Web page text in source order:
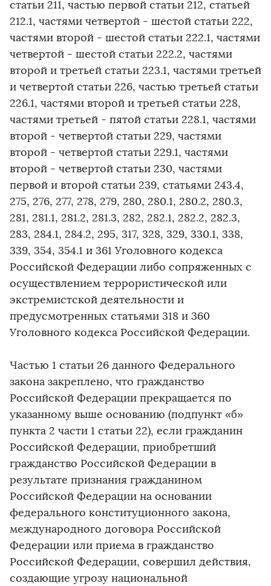
статьи 211, частью первой статьи 212, статьей
212.1, частями четвертой - шестой статьи 222,
частями второй - шестой статьи 222.1, частями
четвертой - шестой статьи 222.2, частями
второй и третьей статьи 223.1, частями третьей
и четвертой статьи 226, частью третьей статьи
226.1, частями второй и третьей статьи 228,
частями третьей - пятой статьи 228.1, частями
второй - четвертой статьи 229, частями
второй - четвертой статьи 229.1, частями
второй - четвертой статьи 230, частями
первой и второй статьи 239, статьями 243.4,
275, 276, 277, 278, 279, 280, 280.1, 280.2, 280.3,
281, 281.1, 281.2, 281.3, 282, 282.1, 282.2, 282.3,
283, 284.1, 284.2, 295, 317, 328, 329, 330.1, 338,
339, 354, 354.1 и 361 Уголовного кодекса
Российской Федерации либо сопряженных с
осуществлением террористической или
экстремистской деятельности и
предусмотренных статьями 318 и 360
Уголовного кодекса Российской Федерации.
Частью 1 статьи 26 данного Федерального
закона закреплено, что гражданство
Российской Федерации прекращается по
указанному выше основанию (подпункт «б»
пункта 2 части 1 статьи 22), если гражданин
Российской Федерации, приобретший
гражданство Российской Федерации в
результате признания гражданином
Российской Федерации на основании
федерального конституционного закона,
международного договора Российской
Федерации или приема в гражданство
Российской Федерации, совершил действия,
создающие угрозу национальной